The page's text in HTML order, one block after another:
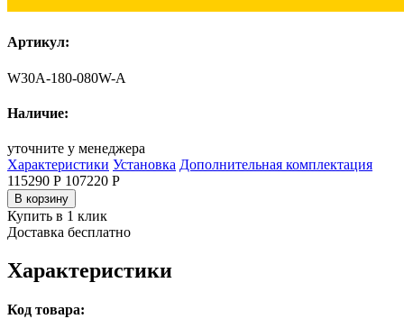
Артикул:
W30A-180-080W-A
Наличие:
уточните у менеджера
Характеристики Установка Дополнительная комплектация
115290 Р 107220 Р
В корзину
Купить в 1 клик
Доставка бесплатно
Характеристики
Код товара: